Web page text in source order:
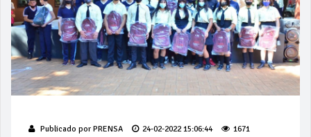
Publicado por PRENSA 24-02-2022 15:06:44 1671